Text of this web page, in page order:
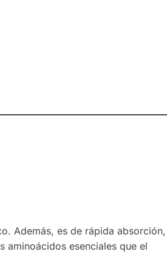
Además, es de rápida absorción,
aminoácidos esenciales que el